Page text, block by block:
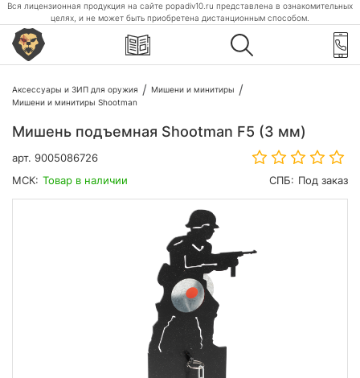
Вся лицензионная продукция на сайте popadiv10.ru представлена в ознакомительных
целях, и не может быть приобретена дистанционным способом.
Аксессуары и ЗИП для оружия
Мишени и минитиры
Мишени и минитиры Shootman
Мишень подъемная Shootman F5 (3 мм)
арт. 9005086726
МСК: Товар в наличии СПБ: Под заказ